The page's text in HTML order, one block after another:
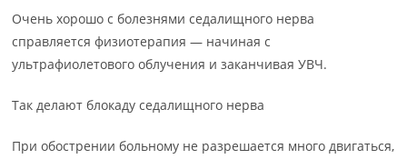
Очень хорошо с болезнями седалищного нерва
справляется физиотерапия — начиная с
ультрафиолетового облучения и заканчивая УВЧ.
Так делают блокаду седалищного нерва
При обострении больному не разрешается много двигаться,